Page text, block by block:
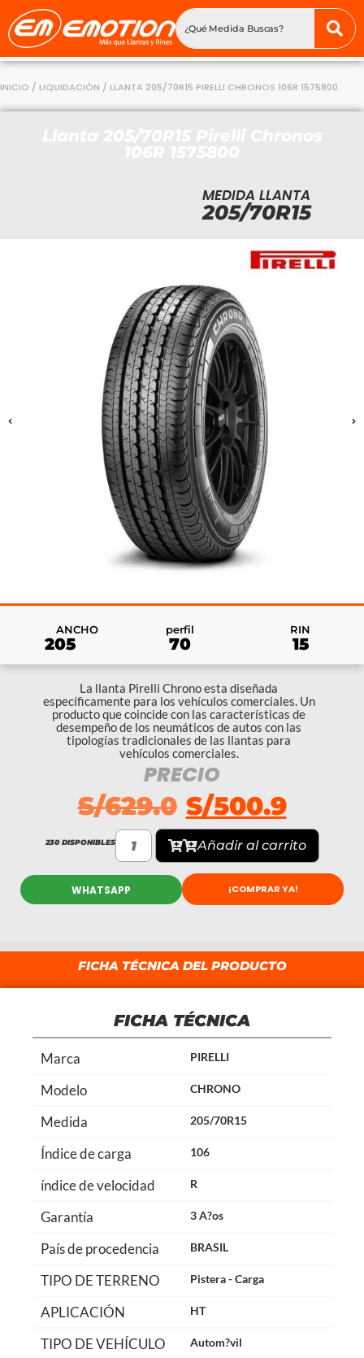
INICIO / LIQUIDACIÓN / LLANTA 205/70R15 PIRELLI CHRONOS 106R 1575800
MEDIDA LLANTA
205/70R15
ANCHO
205
perfil
70
RIN
15
La llanta Pirelli Chrono esta diseñada
específicamente para los vehículos comerciales. Un
producto que coincide con las características de
desempeño de los neumáticos de autos con las
tipologías tradicionales de las llantas para
vehículos comerciales.
PRECIO
S/629.0 S/500.9
230 DISPONIBLES Añadir al carrito
WHATSAPP ¡COMPRAR YA!
FICHA TÉCNICA DEL PRODUCTO
FICHA TÉCNICA
Marca PIRELLI
Modelo CHRONO
Medida 205/70R15
Índice de carga 106
índice de velocidad R
Garantía 3 A?os
País de procedencia BRASIL
TIPO DE TERRENO Pistera - Carga
APLICACIÓN HT
TIPO DE VEHÍCULO Autom?vil